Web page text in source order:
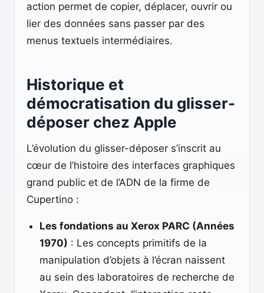
action permet de copier, déplacer, ouvrir ou
lier des données sans passer par des
menus textuels intermédiaires.
Historique et
démocratisation du glisser-
déposer chez Apple
L’évolution du glisser-déposer s’inscrit au
cœur de l’histoire des interfaces graphiques
grand public et de l’ADN de la firme de
Cupertino :
Les fondations au Xerox PARC (Années
1970) : Les concepts primitifs de la
manipulation d’objets à l’écran naissent
au sein des laboratoires de recherche de